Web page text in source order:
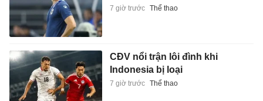
7 giờ trước Thể thao
CĐV nổi trận lôi đình khi
Indonesia bị loại
7 giờ trước Thể thao